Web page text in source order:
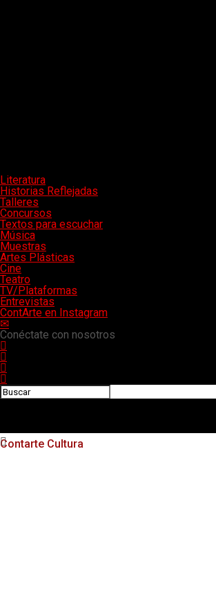
Literatura
Historias Reflejadas
Talleres
Concursos
Textos para escuchar
Música
Muestras
Artes Plásticas
Cine
Teatro
TV/Plataformas
Entrevistas
ContArte en Instagram
✉
Conéctate con nosotros
Contarte Cultura